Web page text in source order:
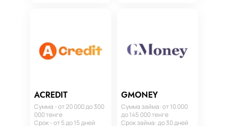
ACREDIT
Сумма - от 20 000 до 300
000 тенге
Срок - от 5 до 15 дней
GMONEY
Сумма займа: от 10 000
до 145 000 тенге
Срок займа: до 30 дней